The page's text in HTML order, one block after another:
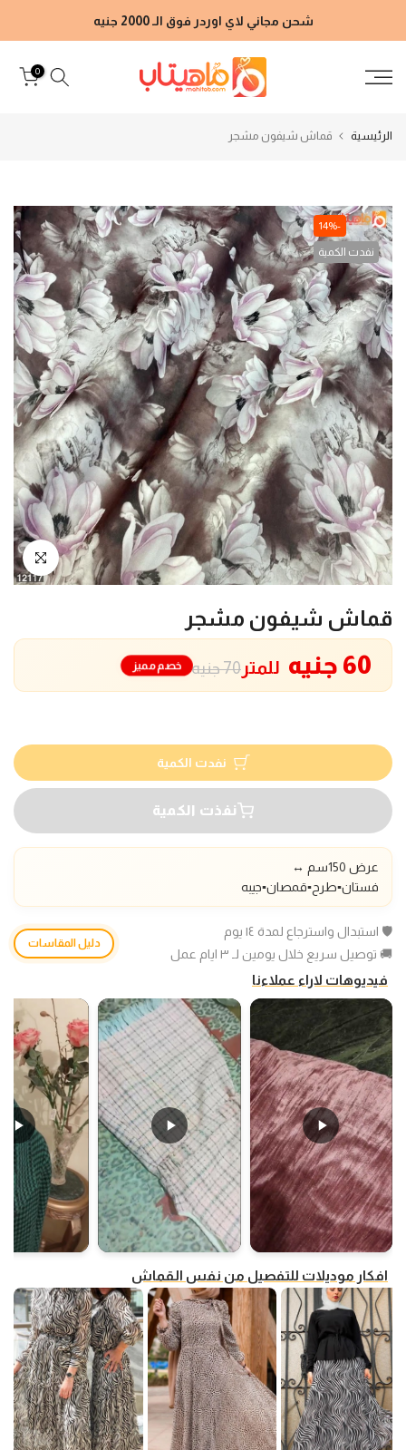
إلى
شحن مجاني لاي اوردر فوق الـ 2000 جنيه
0
الرئيسية قماش شيفون مشجر
-14%
نفدت الكمية
انقر للتكبير
قماش شيفون مشجر
70 جنيه 60 جنيه للمتر خصم مميز
نفدت الكمية
نفذت الكمية
عرض 150سم ↔️
فستان▪️طرح▪️قمصان▪️جيبه
🛡️ استبدال واسترجاع لمدة ١٤ يوم
🚚 توصيل سريع خلال يومين لـ ٣ ايام عمل
دليل المقاسات
فيديوهات لاراء عملاءنا
افكار موديلات للتفصيل من نفس القماش